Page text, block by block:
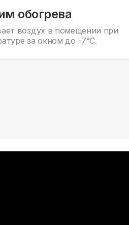
обогрева
воздух в помещении при
за окном до -7°С.